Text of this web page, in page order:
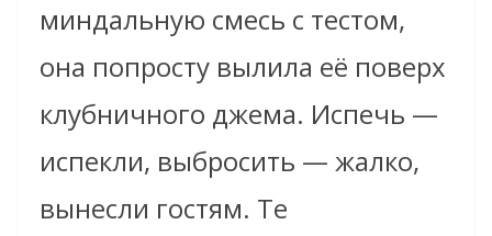
миндальную смесь с тестом,
она попросту вылила её поверх
клубничного джема. Испечь —
испекли, выбросить — жалко,
вынесли гостям. Те